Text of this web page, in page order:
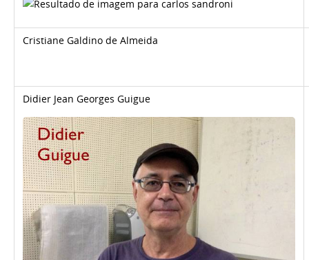
Cristiane Galdino de Almeida
Didier Jean Georges Guigue